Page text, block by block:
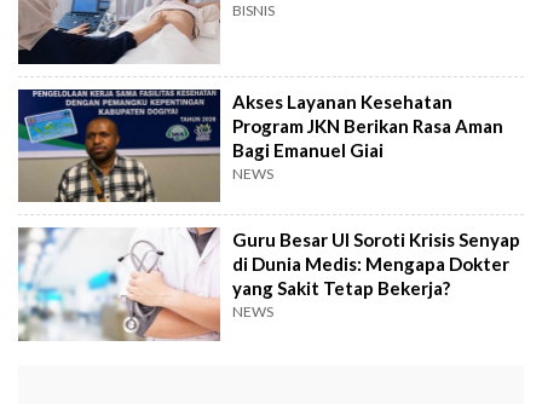
BISNIS
Akses Layanan Kesehatan
Program JKN Berikan Rasa Aman
Bagi Emanuel Giai
NEWS
Guru Besar UI Soroti Krisis Senyap
di Dunia Medis: Mengapa Dokter
yang Sakit Tetap Bekerja?
NEWS